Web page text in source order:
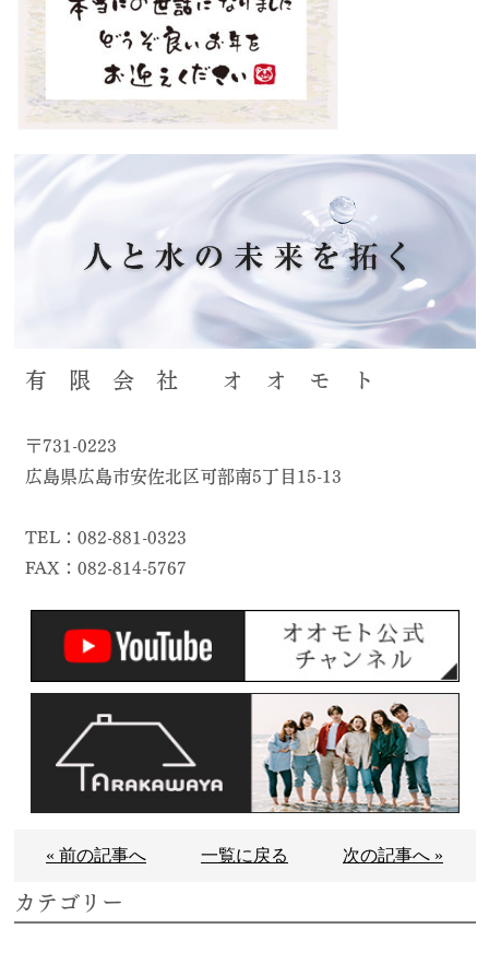
有 限 会 社 オ オ モ ト
〒731-0223
広島県広島市安佐北区可部南5丁目15-13
TEL：082-881-0323
FAX：082-814-5767
« 前の記事へ 一覧に戻る 次の記事へ »
カテゴリー